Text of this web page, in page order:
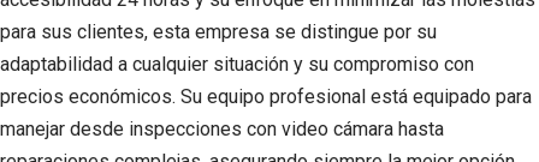
para sus clientes, esta empresa se distingue por su
adaptabilidad a cualquier situación y su compromiso con
precios económicos. Su equipo profesional está equipado para
manejar desde inspecciones con video cámara hasta